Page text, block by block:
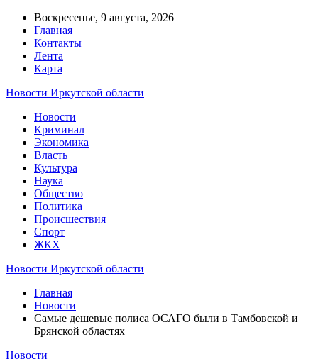
Воскресенье, 9 августа, 2026
Главная
Контакты
Лента
Карта
Новости Иркутской области
Новости
Криминал
Экономика
Власть
Культура
Наука
Общество
Политика
Происшествия
Спорт
ЖКХ
Новости Иркутской области
Главная
Новости
Самые дешевые полиса ОСАГО были в Тамбовской и
Брянской областях
Новости